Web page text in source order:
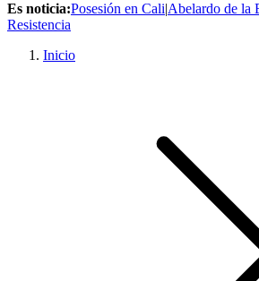
Es noticia:Posesión en Cali|Abelardo de la
Resistencia
Inicio